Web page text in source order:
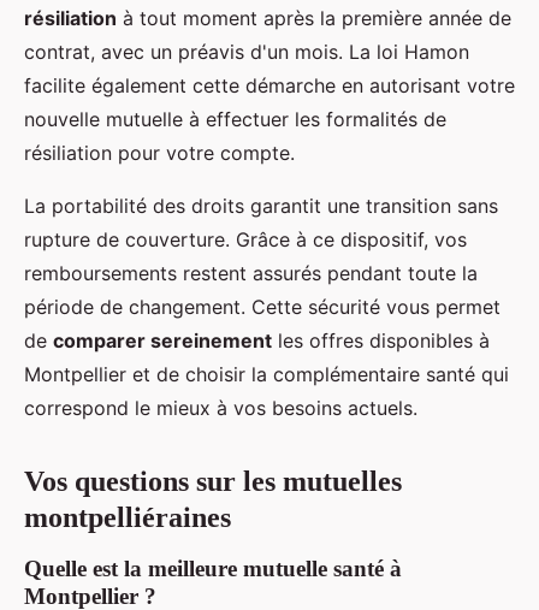
résiliation à tout moment après la première année de
contrat, avec un préavis d'un mois. La loi Hamon
facilite également cette démarche en autorisant votre
nouvelle mutuelle à effectuer les formalités de
résiliation pour votre compte.
La portabilité des droits garantit une transition sans
rupture de couverture. Grâce à ce dispositif, vos
remboursements restent assurés pendant toute la
période de changement. Cette sécurité vous permet
de comparer sereinement les offres disponibles à
Montpellier et de choisir la complémentaire santé qui
correspond le mieux à vos besoins actuels.
Vos questions sur les mutuelles
montpelliéraines
Quelle est la meilleure mutuelle santé à
Montpellier ?